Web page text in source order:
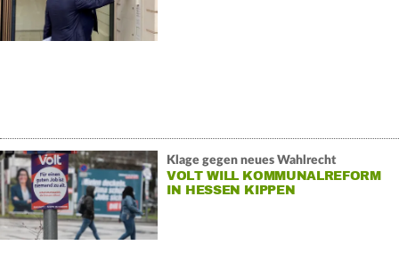
Klage gegen neues Wahlrecht
VOLT WILL KOMMUNALREFORM
IN HESSEN KIPPEN